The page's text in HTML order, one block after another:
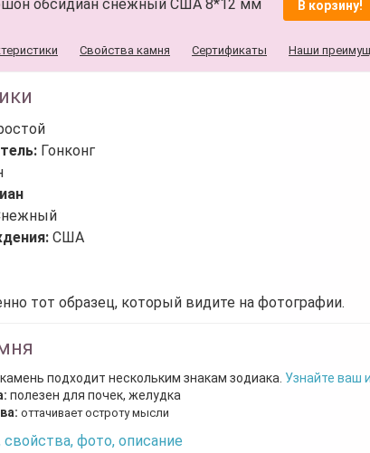
обсидиан снежный США 8*12 мм В корзину!
Свойства камня Сертификаты Наши
Гонконг
США
тот образец, который видите на фотографии.
подходит нескольким знакам зодиака. Узнайте ваш
полезен для почек, желудка
оттачивает остроту мысли
фото, описание